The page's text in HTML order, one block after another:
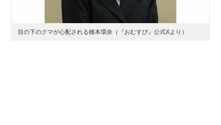
目の下のクマが心配される橋本環奈（『おむすび』公式Xより）